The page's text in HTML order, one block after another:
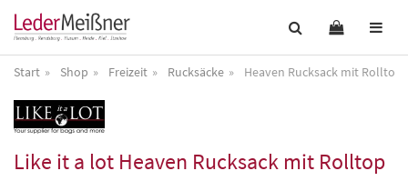
Start Shop Freizeit Rucksäcke Heaven Rucksack mit Rolltop
Like it a lot Heaven Rucksack mit Rolltop